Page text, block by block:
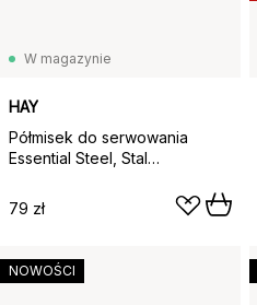
W magazynie
HAY
Półmisek do serwowania
Essential Steel, Stal
79 zł
NOWOŚCI